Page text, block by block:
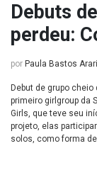
Debuts
perdeu:
por Paula Bastos
Debut de grupo cheio
primeiro girlgroup da
Girls, que teve seu
projeto, elas
solos, como forma